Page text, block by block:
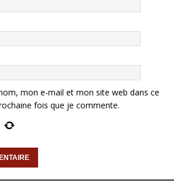
mon e-mail et mon site web dans ce
fois que je commente.